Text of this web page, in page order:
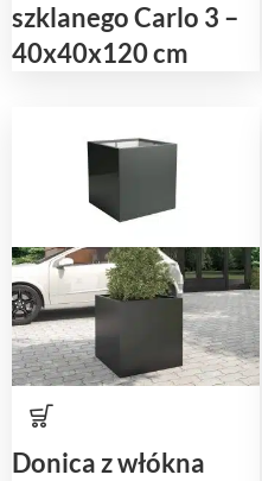
szklanego Carlo 3 –
40x40x120 cm
Donica z włókna